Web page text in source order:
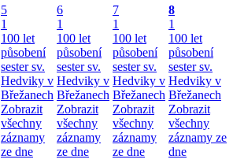
5
1
100 let
působení
sester sv.
Hedviky v
Břežanech
Zobrazit
všechny
záznamy
ze dne
6
1
100 let
působení
sester sv.
Hedviky v
Břežanech
Zobrazit
všechny
záznamy
ze dne
7
1
100 let
působení
sester sv.
Hedviky v
Břežanech
Zobrazit
všechny
záznamy
ze dne
8
1
100 let
působení
sester sv.
Hedviky v
Břežanech
Zobrazit
všechny
záznamy ze
dne